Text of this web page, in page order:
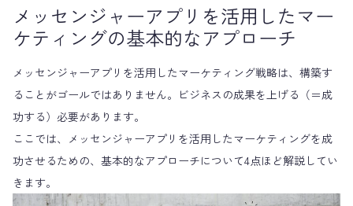
メッセンジャーアプリを活用したマー
ケティングの基本的なアプローチ
メッセンジャーアプリを活用したマーケティング戦略は、構築す
ることがゴールではありません。ビジネスの成果を上げる（＝成
功する）必要があります。
ここでは、メッセンジャーアプリを活用したマーケティングを成
功させるための、基本的なアプローチについて4点ほど解説してい
きます。